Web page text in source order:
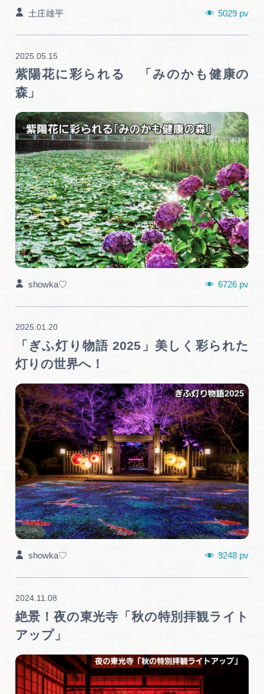
5029 pv
土庄雄平
紫陽花に彩られる 「みのかも健康の
森」
2025.05.15
6726 pv
showka♡
「ぎふ灯り物語 2025」美しく彩られた
灯りの世界へ！
2025.01.20
9248 pv
showka♡
絶景！夜の東光寺「秋の特別拝観ライト
アップ」
2024.11.08